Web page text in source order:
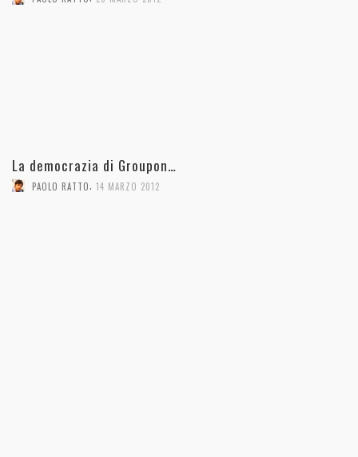
La democrazia di Groupon…
PAOLO RATTO 14 MARZO 2012